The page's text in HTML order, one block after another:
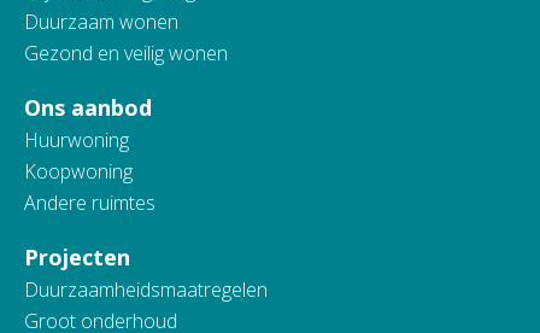
Duurzaam wonen
Gezond en veilig wonen
Ons aanbod
Huurwoning
Koopwoning
Andere ruimtes
Projecten
Duurzaamheidsmaatregelen
Groot onderhoud